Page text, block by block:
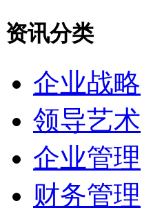
资讯分类
企业战略
领导艺术
企业管理
财务管理